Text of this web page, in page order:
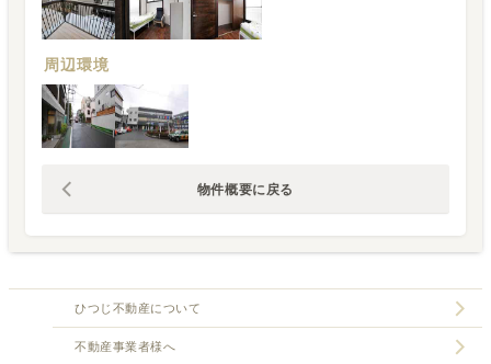
周辺環境
物件概要に戻る
ひつじ不動産について
不動産事業者様へ